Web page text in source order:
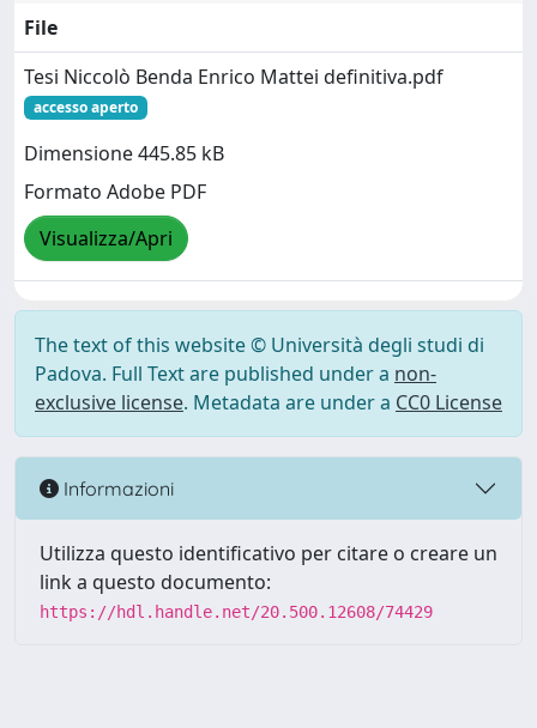
File
Tesi Niccolò Benda Enrico Mattei definitiva.pdf
accesso aperto
Dimensione 445.85 kB
Formato Adobe PDF
Visualizza/Apri
The text of this website © Università degli studi di
Padova. Full Text are published under a non-
exclusive license. Metadata are under a CC0 License
Informazioni
Utilizza questo identificativo per citare o creare un
link a questo documento:
https://hdl.handle.net/20.500.12608/74429